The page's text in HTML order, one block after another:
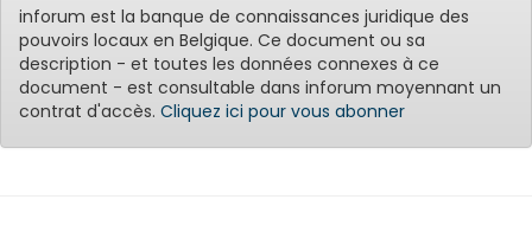
inforum est la banque de connaissances juridique des
pouvoirs locaux en Belgique. Ce document ou sa
description - et toutes les données connexes à ce
document - est consultable dans inforum moyennant un
contrat d'accès. Cliquez ici pour vous abonner